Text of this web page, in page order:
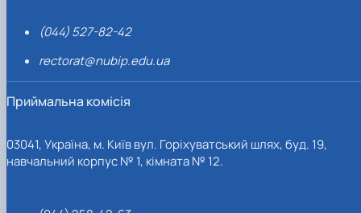
(044) 527-82-42
rectorat@nubip.edu.ua
Приймальна комісія
03041, Україна, м. Київ вул. Горіхуватський шлях, буд. 19,
навчальний корпус № 1, кімната № 12.